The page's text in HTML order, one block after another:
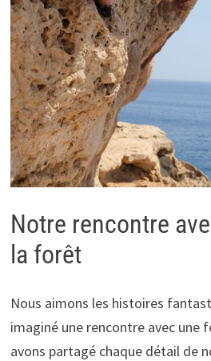
Notre rencontre
la forêt
Nous aimons les histoires
imaginé une rencontre avec une
avons partagé chaque détail de